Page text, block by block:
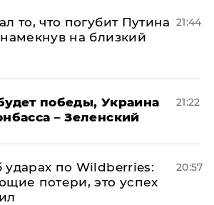
то, что погубит Путина
на близкий
21:44
победы, Украина
– Зеленский
21:22
ударах по Wildberries:
потери, это успех
20:57